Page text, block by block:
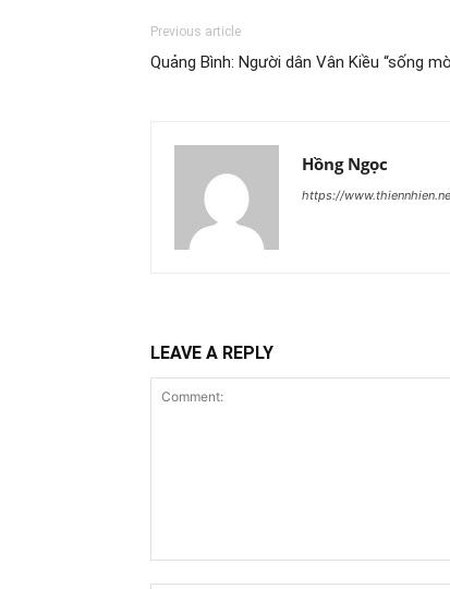
Previous article
Quảng Bình: Người dân Vân Kiều “sống
Hồng Ngọc
https://
LEAVE A REPLY